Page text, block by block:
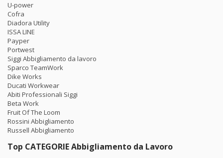
U-power
Cofra
Diadora Utility
ISSA LINE
Payper
Portwest
Siggi Abbigliamento da lavoro
Sparco TeamWork
Dike Works
Ducati Workwear
Abiti Professionali Siggi
Beta Work
Fruit Of The Loom
Rossini Abbigliamento
Russell Abbigliamento
Top CATEGORIE Abbigliamento da Lavoro